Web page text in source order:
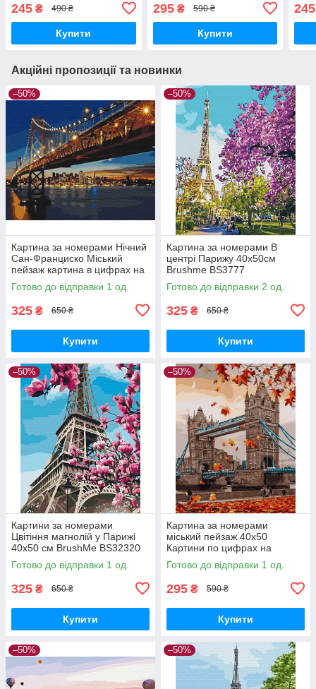
полотну Brushme BS22077
245 ₴ 490 ₴
Купити
полотну Brushme BS4239
295₴ 590 ₴
Купити
245
Акційні пропозиції та новинки
–50%
Картина за номерами Нічний
Сан-Франциско Міський
пейзаж картина в цифрах на
полотні 40х50см Brushme
BS8127
Готово до відправки 1 од.
325 ₴ 650 ₴
Купити
–50%
Картина за номерами В
центрі Парижу 40х50см
Brushme BS3777
Розмальовки за номерами
цифр міста пейзаж
Готово до відправки 2 од.
325 ₴ 650 ₴
Купити
–50%
Картини за номерами
Цвітіння магнолій у Парижі
40х50 см BrushMe BS32320
Розмальовка по цифрах на
полотні міста
Готово до відправки 1 од.
325 ₴ 650 ₴
Купити
–50%
Картина за номерами
міський пейзаж 40х50
Картини по цифрах на
полотні Тауерський міст
Картини малювати за
Готово до відправки 1 од.
295 ₴ 590 ₴
Купити
–50% –50%